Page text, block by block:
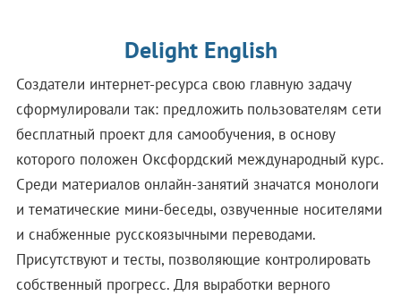
Delight English
Создатели интернет-ресурса свою главную задачу
сформулировали так: предложить пользователям сети
бесплатный проект для самообучения, в основу
которого положен Оксфордский международный курс.
Среди материалов онлайн-занятий значатся монологи
и тематические мини-беседы, озвученные носителями
и снабженные русскоязычными переводами.
Присутствуют и тесты, позволяющие контролировать
собственный прогресс. Для выработки верного